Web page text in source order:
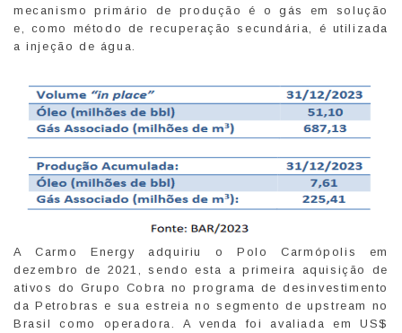
mecanismo primário de produção é o gás em solução
e, como método de recuperação secundária, é utilizada
a injeção de água.
A Carmo Energy adquiriu o Polo Carmópolis em
dezembro de 2021, sendo esta a primeira aquisição de
ativos do Grupo Cobra no programa de desinvestimento
da Petrobras e sua estreia no segmento de upstream no
Brasil como operadora. A venda foi avaliada em US$